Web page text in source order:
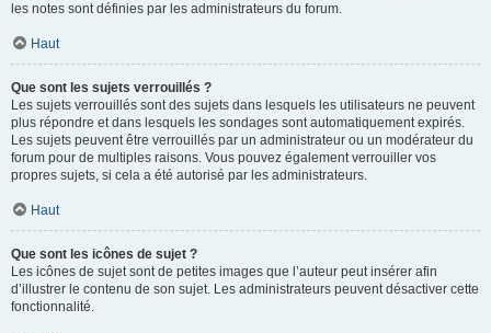
les notes sont définies par les administrateurs du forum.
Haut
Que sont les sujets verrouillés ?
Les sujets verrouillés sont des sujets dans lesquels les utilisateurs ne peuvent
plus répondre et dans lesquels les sondages sont automatiquement expirés.
Les sujets peuvent être verrouillés par un administrateur ou un modérateur du
forum pour de multiples raisons. Vous pouvez également verrouiller vos
propres sujets, si cela a été autorisé par les administrateurs.
Haut
Que sont les icônes de sujet ?
Les icônes de sujet sont de petites images que l’auteur peut insérer afin
d’illustrer le contenu de son sujet. Les administrateurs peuvent désactiver cette
fonctionnalité.